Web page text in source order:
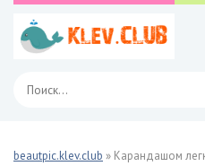
beautpic.klev.club » Карандашом